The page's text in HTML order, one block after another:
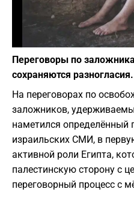
Переговоры по
сохраняются разногласия.
На переговорах по
заложников,
наметился определённый
израильских СМИ, в
активной роли Египта,
палестинскую сторону с
переговорный процесс с